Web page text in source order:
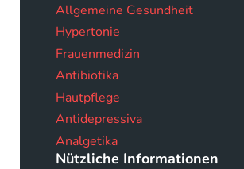
Allgemeine Gesundheit
Hypertonie
Frauenmedizin
Antibiotika
Hautpflege
Antidepressiva
Analgetika
Nützliche Informationen